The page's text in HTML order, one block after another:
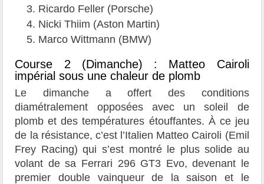
Ricardo Feller (Porsche)
Nicki Thiim (Aston Martin)
Marco Wittmann (BMW)
Course 2 (Dimanche) : Matteo Cairoli
impérial sous une chaleur de plomb
Le dimanche a offert des conditions
diamétralement opposées avec un soleil de
plomb et des températures étouffantes. À ce jeu
de la résistance, c’est l’Italien Matteo Cairoli (Emil
Frey Racing) qui s’est montré le plus solide au
volant de sa Ferrari 296 GT3 Evo, devenant le
premier double vainqueur de la saison et le